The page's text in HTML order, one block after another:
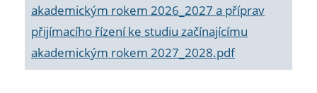
akademickým rokem 2026_2027 a příprav
přijímacího řízení ke studiu začínajícímu
akademickým rokem 2027_2028.pdf